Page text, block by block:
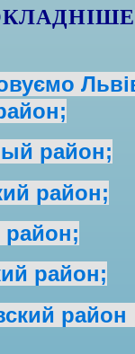
район;
район;
район;
район;
район